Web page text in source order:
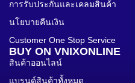
การรับประกันและเคลมสินค้า
นโยบายคืนเงิน
Customer One Stop Service
BUY ON VNIXONLINE
สินค้าออนไลน์
แบรนด์สินค้าทั้งหมด